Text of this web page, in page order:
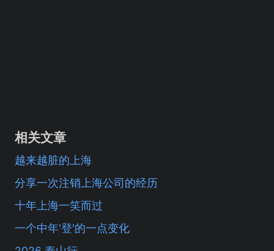
相关文章
越来越脏的上海
分享一次注销上海公司的经历
十年上海一笑而过
一个中年'登'的一点变化